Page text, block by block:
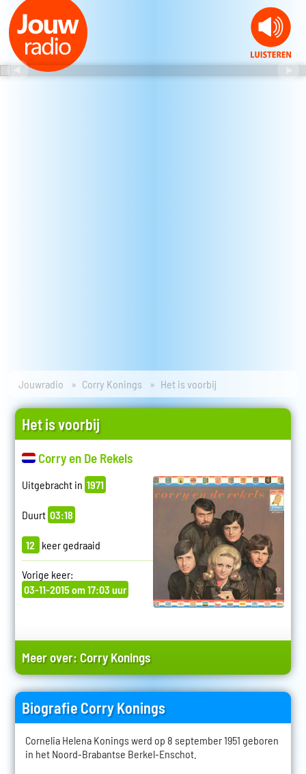
Jouwradio Corry Konings Het is voorbij
Het is voorbij
Corry en De Rekels
Uitgebracht in 1971
Duurt 03:18
12 keer gedraaid
Vorige keer:
03-11-2015 om 17:03 uur
Meer over: Corry Konings
Biografie Corry Konings
Cornelia Helena Konings werd op 8 september 1951 geboren
in het Noord-Brabantse Berkel-Enschot.